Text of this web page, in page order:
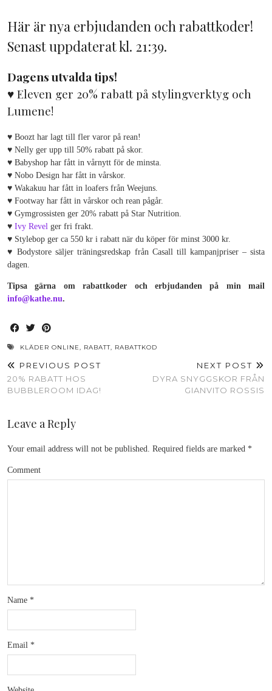
Här är nya erbjudanden och rabattkoder!
Senast uppdaterat kl. 21:39.
Dagens utvalda tips!
♥ Eleven ger 20% rabatt på stylingverktyg och
Lumene!
♥ Boozt har lagt till fler varor på rean!
♥ Nelly ger upp till 50% rabatt på skor.
♥ Babyshop har fått in vårnytt för de minsta.
♥ Nobo Design har fått in vårskor.
♥ Wakakuu har fått in loafers från Weejuns.
♥ Footway har fått in vårskor och rean pågår.
♥ Gymgrossisten ger 20% rabatt på Star Nutrition.
♥ Ivy Revel ger fri frakt.
♥ Stylebop ger ca 550 kr i rabatt när du köper för minst 3000 kr.
♥ Bodystore säljer träningsredskap från Casall till kampanjpriser – sista
dagen.
Tipsa gärna om rabattkoder och erbjudanden på min mail
info@kathe.nu.
KLÄDER ONLINE RABATT RABATTKOD
PREVIOUS POST
20% RABATT HOS
BUBBLEROOM IDAG!
NEXT POST
DYRA SNYGGSKOR FRÅN
GIANVITO ROSSIS
Leave a Reply
Your email address will not be published. Required fields are marked *
Comment
Name *
Email *